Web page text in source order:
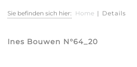
Sie befinden sich hier: Home | Details
Ines Bouwen N°64_20